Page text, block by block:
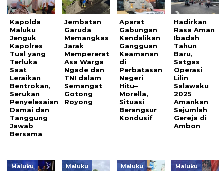
Kapolda
Maluku
Jenguk
Kapolres
Tual yang
Terluka
Saat
Leraikan
Bentrokan,
Serukan
Penyelesaian
Damai dan
Tanggung
Jawab
Bersama
Jembatan
Garuda
Memangkas
Jarak
Mempererat
Asa Warga
Ngade dan
TNI dalam
Semangat
Gotong
Royong
Aparat
Gabungan
Kendalikan
Gangguan
Keamanan
di
Perbatasan
Negeri
Hitu–
Morella,
Situasi
Berangsur
Kondusif
Hadirkan
Rasa Aman
Ibadah
Tahun
Baru,
Satgas
Operasi
Lilin
Salawaku
2025
Amankan
Sejumlah
Gereja di
Ambon
Maluku Maluku Maluku Maluku